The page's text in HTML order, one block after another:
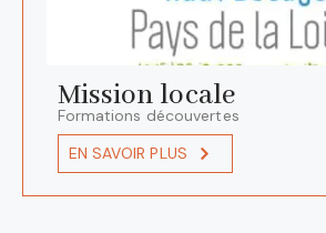
Mission locale
Formations découvertes
EN SAVOIR PLUS